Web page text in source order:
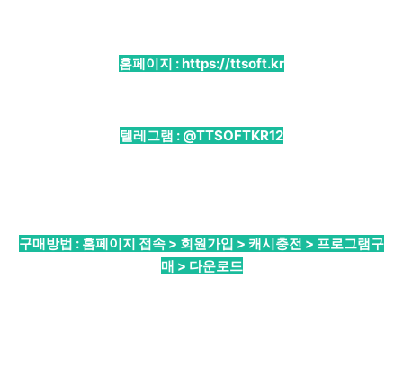
홈페이지 :https://ttsoft.kr
텔레그램 : @TTSOFTKR12
구매방법 : 홈페이지 접속 > 회원가입 > 캐시충전 > 프로그램구
매 > 다운로드